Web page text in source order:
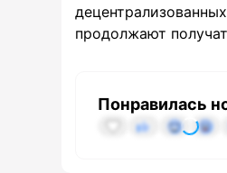
продолжают
Понравилась